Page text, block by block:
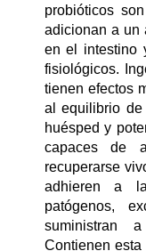
probióticos
adicionan a un
en el intestino
fisiológicos.
tienen efectos
al equilibrio de
huésped y
capaces de
recuperarse
adhieren a
patógenos,
suministran a
Contienen